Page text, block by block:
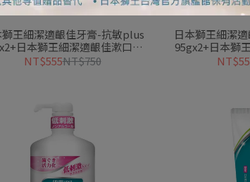
王細潔適齦佳牙膏-抗敏plus
日本獅王細潔適齦佳漱口水
450ml
NT$555NT$750
日本獅王細潔
95gx2+日本獅